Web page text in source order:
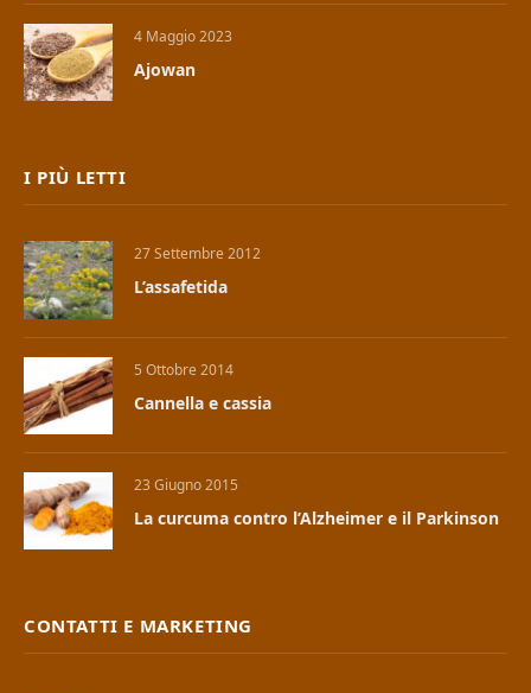
4 Maggio 2023
Ajowan
I PIÙ LETTI
27 Settembre 2012
L’assafetida
5 Ottobre 2014
Cannella e cassia
23 Giugno 2015
La curcuma contro l’Alzheimer e il Parkinson
CONTATTI E MARKETING